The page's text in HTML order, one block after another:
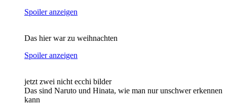
Spoiler anzeigen
Das hier war zu weihnachten
Spoiler anzeigen
jetzt zwei nicht ecchi bilder
Das sind Naruto und Hinata, wie man nur unschwer erkennen
kann